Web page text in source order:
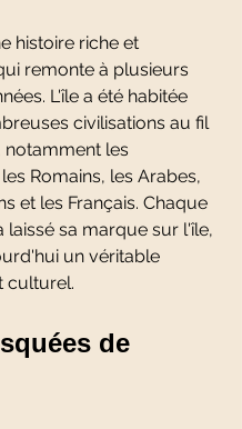
histoire riche et
remonte à plusieurs
L'île a été habitée
civilisations au fil
notamment les
Romains, les Arabes,
et les Français. Chaque
laissé sa marque sur l'île,
un véritable
culturel.
de